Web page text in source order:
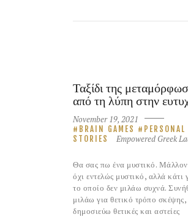
Ταξίδι της
από τη λύπη στην
November 19, 2021
BRAIN GAMES
PERSONAL
STORIES
Empowered Greek
Θα σας πω ένα μυστικό.
όχι εντελώς μυστικό, αλλά κάτι
το οποίο δεν μιλάω συχνά.
μιλάω για θετικό τρόπο σκέψης,
δημοσιεύω θετικές και αστείες